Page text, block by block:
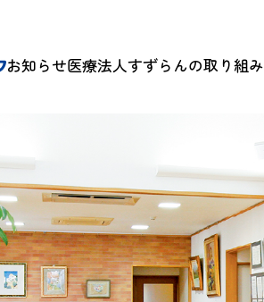
お知らせ医療法人すずらんの取り組み